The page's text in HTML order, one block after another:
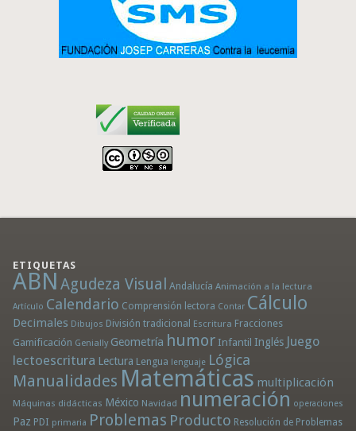
ETIQUETAS
ABN Agudeza Visual Andalucía Animación a la lectura
Artículo Calendario Comprensión lectora Contar Cálculo
Decimales Dibujos División tradicional Escritura Fracciones
Gamificación Genially Geometría humor Infantil Inglés Juego
lectoescritura Lectura Lengua lenguaje Lógica
Manualidades Matemáticas multiplicación
Máquinas didácticas México Navidad numeración operaciones
Paz PDI primaria Problemas Producto Resolución de Problemas